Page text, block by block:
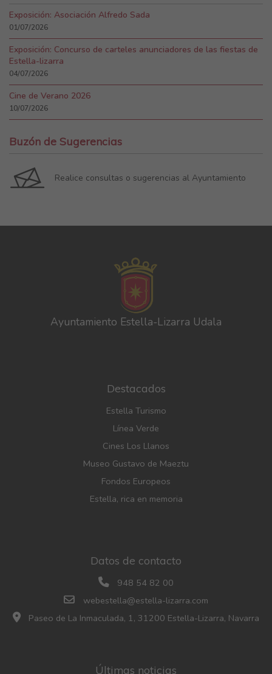
Exposición: Asociación Alfredo Sada
01/07/2026
Exposición: Concurso de carteles anunciadores de las fiestas de
Estella-lizarra
04/07/2026
Cine de Verano 2026
10/07/2026
Buzón de Sugerencias
Realice consultas o sugerencias al Ayuntamiento
Ayuntamiento Estella-Lizarra Udala
Destacados
Estella Turismo
Línea Verde
Cines Los Llanos
Museo Gustavo de Maeztu
Fondos Europeos
Estella, rica en memoria
Datos de contacto
948 54 82 00
webestella@estella-lizarra.com
Paseo de La Inmaculada, 1, 31200 Estella-Lizarra, Navarra
Últimas noticias